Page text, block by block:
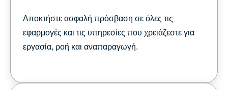
Αποκτήστε ασφαλή πρόσβαση σε όλες τις
εφαρμογές και τις υπηρεσίες που χρειάζεστε για
εργασία, ροή και αναπαραγωγή.